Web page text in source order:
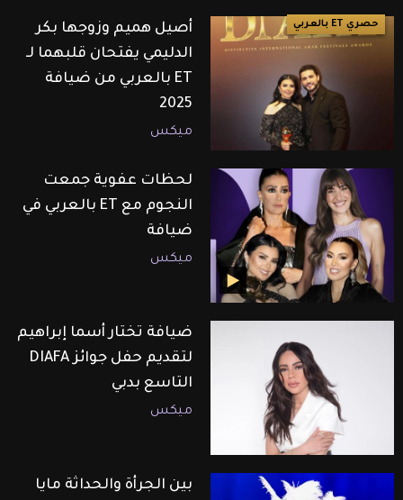
حصري ET بالعربي
أصيل هميم وزوجها بكر
الدليمي يفتحان قلبهما لـ
ET بالعربي من ضيافة
2025
ميكس
لحظات عفوية جمعت
النجوم مع ET بالعربي في
ضيافة
ميكس
ضيافة تختار أسما إبراهيم
لتقديم حفل جوائز DIAFA
التاسع بدبي
ميكس
بين الجرأة والحداثة مايا